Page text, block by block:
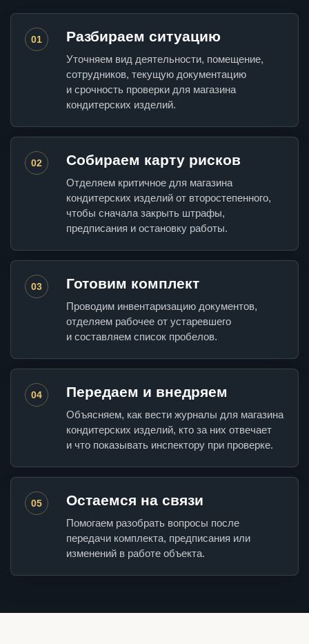
01 Разбираем ситуацию
Уточняем вид деятельности, помещение,
сотрудников, текущую документацию
и срочность проверки для магазина
кондитерских изделий.
02 Собираем карту рисков
Отделяем критичное для магазина
кондитерских изделий от второстепенного,
чтобы сначала закрыть штрафы,
предписания и остановку работы.
03 Готовим комплект
Проводим инвентаризацию документов,
отделяем рабочее от устаревшего
и составляем список пробелов.
04 Передаем и внедряем
Объясняем, как вести журналы для магазина
кондитерских изделий, кто за них отвечает
и что показывать инспектору при проверке.
05 Остаемся на связи
Помогаем разобрать вопросы после
передачи комплекта, предписания или
изменений в работе объекта.